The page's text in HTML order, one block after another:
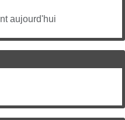
aujourd'hui